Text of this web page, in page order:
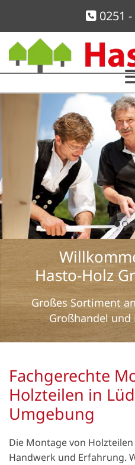
Zum Inhalt springen
 0251
Hasto-Holz
Großes Sortiment
Großhandel
Fachgerechte
Holzteilen in
Umgebung
Die Montage von
Handwerk und Erfahrung.